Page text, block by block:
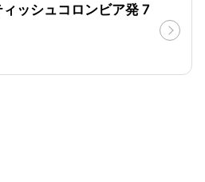
ッシュコロンビア発 7